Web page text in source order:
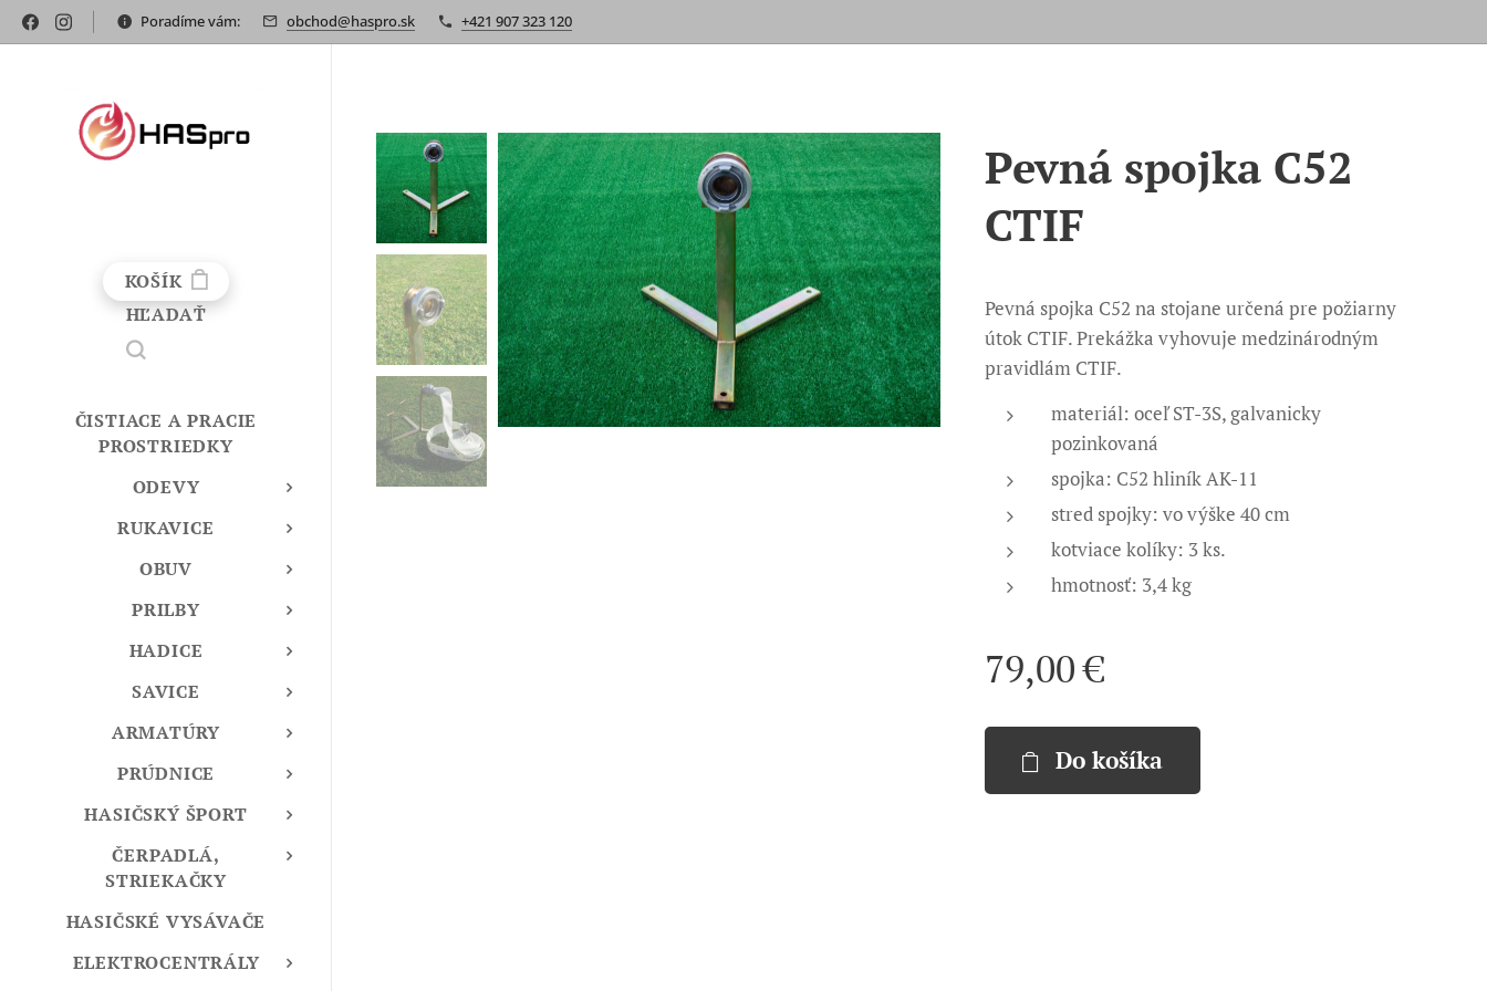
Poradíme vám: obchod@haspro.sk +421 907 323 120
KOŠÍK
HĽADAŤ
ČISTIACE A PRACIE
PROSTRIEDKY
ODEVY
RUKAVICE
OBUV
PRILBY
HADICE
SAVICE
ARMATÚRY
PRÚDNICE
HASIČSKÝ ŠPORT
ČERPADLÁ,
STRIEKAČKY
HASIČSKÉ VYSÁVAČE
ELEKTROCENTRÁLY
Pevná spojka C52
CTIF
Pevná spojka C52 na stojane určená pre požiarny
útok CTIF. Prekážka vyhovuje medzinárodným
pravidlám CTIF.
materiál: oceľ ST-3S, galvanicky
pozinkovaná
spojka: C52 hliník AK-11
stred spojky: vo výške 40 cm
kotviace kolíky: 3 ks.
hmotnosť: 3,4 kg
79,00€
Do košíka